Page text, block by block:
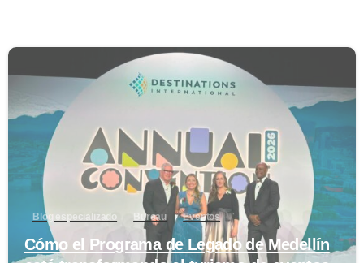
Blog especializado Bureau Eventos
Cómo el Programa de Legado de Medellín